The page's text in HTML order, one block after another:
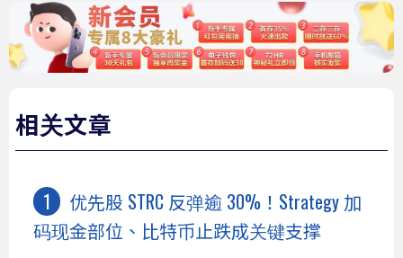
相关文章
优先股 STRC 反弹逾 30%！Strategy 加
码现金部位、比特币止跌成关键支撑